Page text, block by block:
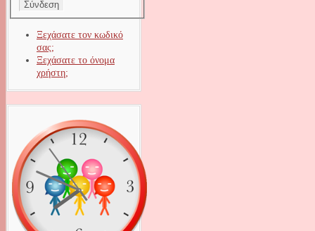
Ξεχάσατε τον κωδικό
σας;
Ξεχάσατε το όνομα
χρήστη;